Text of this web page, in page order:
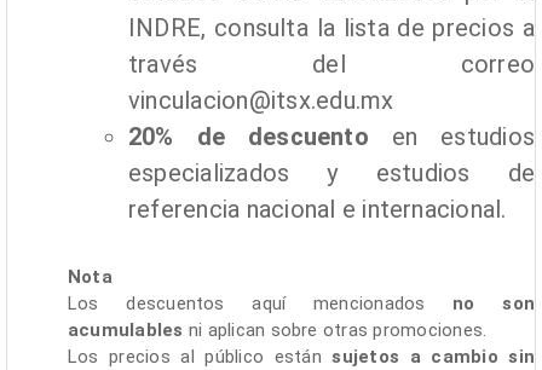
INDRE, consulta la lista de precios a
través del correo
vinculacion@itsx.edu.mx
20% de descuento en estudios
especializados y estudios de
referencia nacional e internacional.
Nota
Los descuentos aquí mencionados no son
acumulables ni aplican sobre otras promociones.
Los precios al público estánsujetos a cambio sin